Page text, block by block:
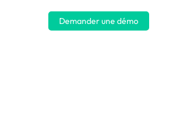
Demander une démo